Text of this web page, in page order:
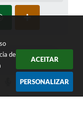
de
ACEITAR
PERSONALIZAR